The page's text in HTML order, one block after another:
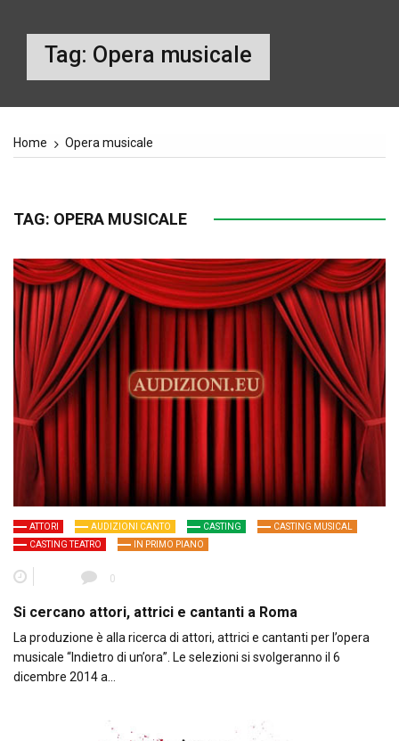
Tag: Opera musicale
Home Opera musicale
TAG: OPERA MUSICALE
ATTORI AUDIZIONI CANTO CASTING
CASTING MUSICAL
CASTING TEATRO
IN PRIMO PIANO
0
Si cercano attori, attrici e cantanti a Roma
La produzione è alla ricerca di attori, attrici e cantanti per l’opera
musicale “Indietro di un’ora”. Le selezioni si svolgeranno il 6
dicembre 2014 a…